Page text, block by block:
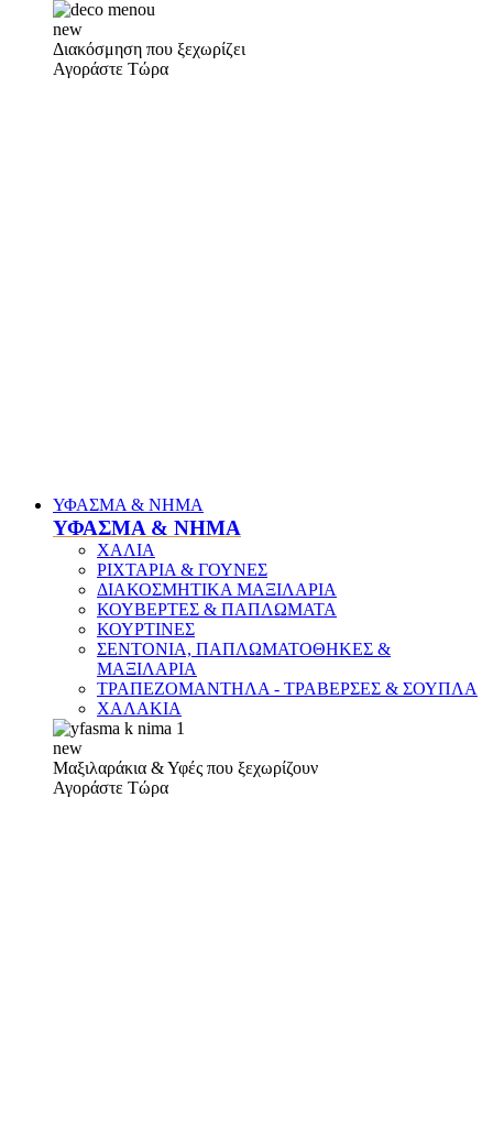
new
Διακόσμηση που ξεχωρίζει
Αγοράστε Τώρα
ΥΦΑΣΜΑ & ΝΗΜΑ
ΥΦΑΣΜΑ & ΝΗΜΑ
ΧΑΛΙΑ
ΡΙΧΤΑΡΙΑ & ΓΟΥΝΕΣ
ΔΙΑΚΟΣΜΗΤΙΚΑ ΜΑΞΙΛΑΡΙΑ
ΚΟΥΒΕΡΤΕΣ & ΠΑΠΛΩΜΑΤΑ
ΚΟΥΡΤΙΝΕΣ
ΣΕΝΤΟΝΙΑ, ΠΑΠΛΩΜΑΤΟΘΗΚΕΣ &
ΜΑΞΙΛΑΡΙΑ
ΤΡΑΠΕΖΟΜΑΝΤΗΛΑ - ΤΡΑΒΕΡΣΕΣ & ΣΟΥΠΛΑ
ΧΑΛΑΚΙΑ
new
Μαξιλαράκια & Υφές που ξεχωρίζουν
Αγοράστε Τώρα